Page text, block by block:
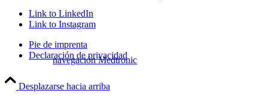
navegación Medtronic
Link to LinkedIn
Link to Instagram
Pie de imprenta
Declaración de privacidad
Desplazarse hacia arriba